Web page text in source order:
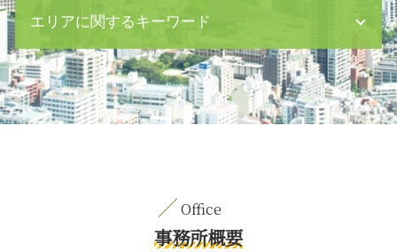
企業 買収 m&a
仮差押 費用
セクハラ 処分
組織 法務
会社 資金繰り
監護権 離婚
残業代 未払い
刑事事件 減刑
汚職 罪
遺留分 侵害 請求
残業代 請求 証拠
エリアに関するキーワード
交通事故 新宿区 弁護士
離婚 目黒区 弁護士
刑事事件 目黒区 弁護士
相続 目黒区 弁護士
刑事事件 茅場町 弁護士
事務所概要